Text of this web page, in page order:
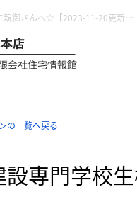
☆修成建設専門学校生様ならびに親御さんへ☆【2023-11-20更新】お知らせ
の一覧へ戻る
専門学校